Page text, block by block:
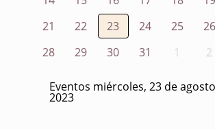
21
22 23 24 25 26
28
29 30 31 1 2
Eventos miércoles, 23 de
2023